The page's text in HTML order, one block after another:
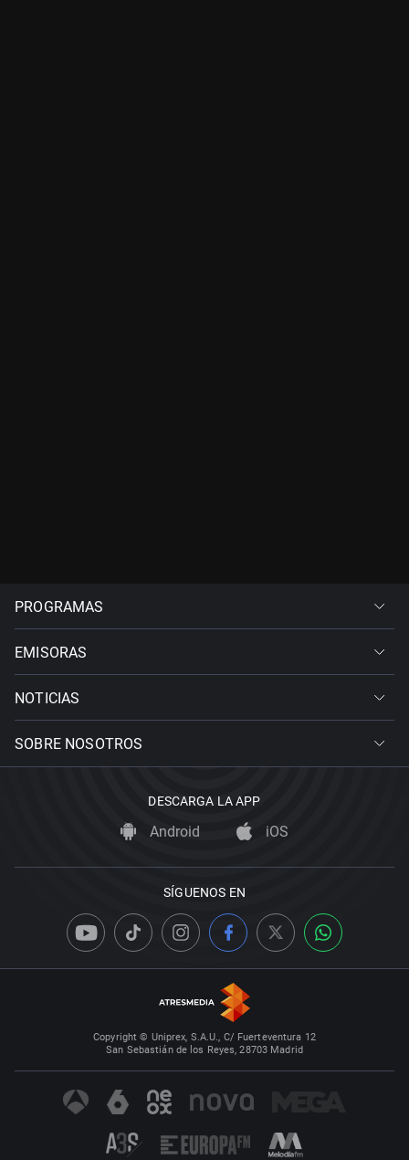
PROGRAMAS
EMISORAS
NOTICIAS
SOBRE NOSOTROS
DESCARGA LA APP
Android iOS
SÍGUENOS EN
Copyright © Uniprex, S.A.U., C/ Fuerteventura 12
San Sebastián de los Reyes, 28703 Madrid